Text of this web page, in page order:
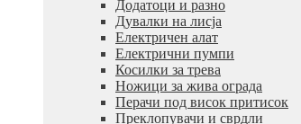
Додатоци и разно
Дувалки на лисја
Електричен алат
Електрични пумпи
Косилки за трева
Ножици за жива ограда
Перачи под висок притисок
Преклопувачи и сврдли